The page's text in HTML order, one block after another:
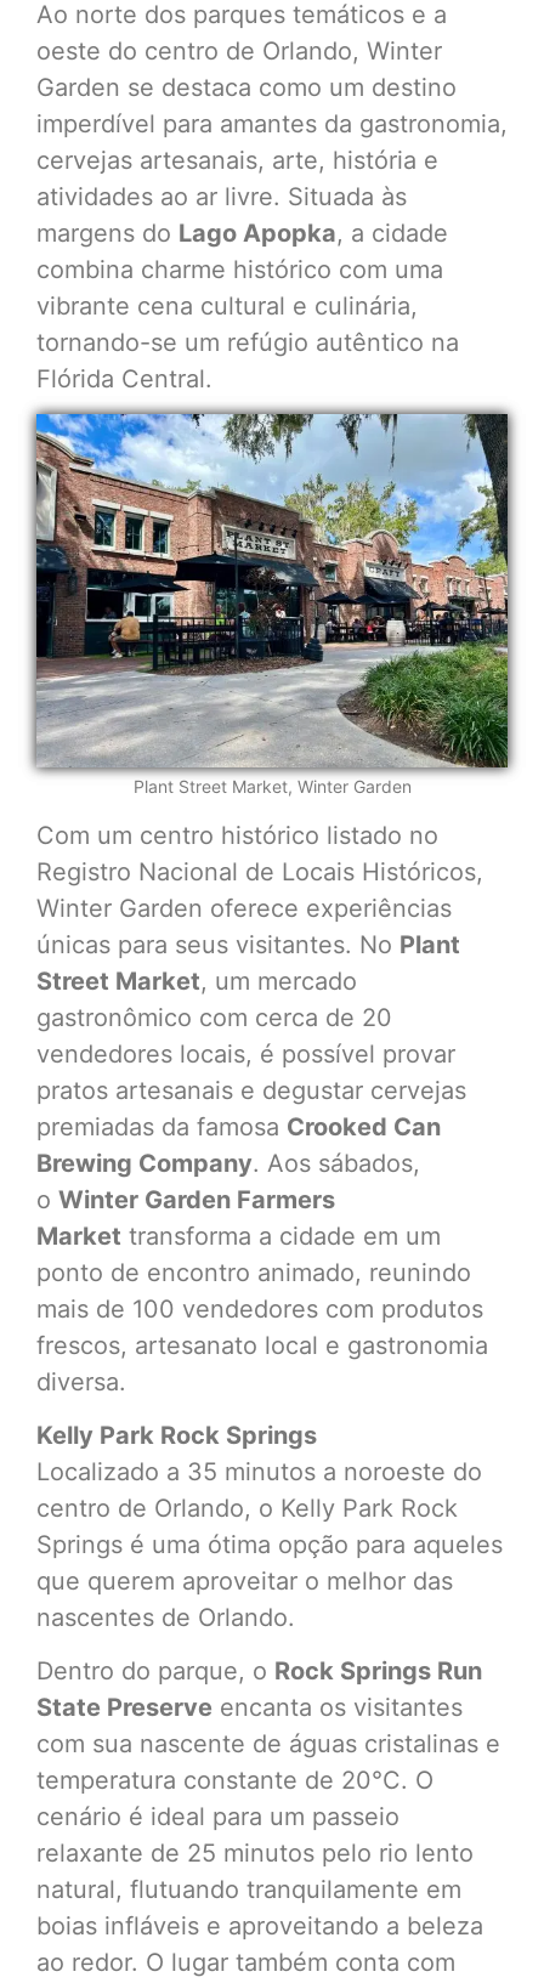
Ao norte dos parques temáticos e a
oeste do centro de Orlando, Winter
Garden se destaca como um destino
imperdível para amantes da gastronomia,
cervejas artesanais, arte, história e
atividades ao ar livre. Situada às
margens do Lago Apopka, a cidade
combina charme histórico com uma
vibrante cena cultural e culinária,
tornando-se um refúgio autêntico na
Flórida Central.
Plant Street Market, Winter Garden
Com um centro histórico listado no
Registro Nacional de Locais Históricos,
Winter Garden oferece experiências
únicas para seus visitantes. No Plant
Street Market, um mercado
gastronômico com cerca de 20
vendedores locais, é possível provar
pratos artesanais e degustar cervejas
premiadas da famosa Crooked Can
Brewing Company. Aos sábados,
o Winter Garden Farmers
Market transforma a cidade em um
ponto de encontro animado, reunindo
mais de 100 vendedores com produtos
frescos, artesanato local e gastronomia
diversa.
Kelly Park Rock Springs
Localizado a 35 minutos a noroeste do
centro de Orlando, o Kelly Park Rock
Springs é uma ótima opção para aqueles
que querem aproveitar o melhor das
nascentes de Orlando.
Dentro do parque, o Rock Springs Run
State Preserve encanta os visitantes
com sua nascente de águas cristalinas e
temperatura constante de 20°C. O
cenário é ideal para um passeio
relaxante de 25 minutos pelo rio lento
natural, flutuando tranquilamente em
boias infláveis e aproveitando a beleza
ao redor. O lugar também conta com